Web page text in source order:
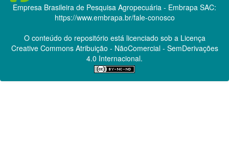
Empresa Brasileira de Pesquisa Agropecuária - Embrapa SAC:
https://www.embrapa.br/fale-conosco
O conteúdo do repositório está licenciado sob a Licença
Creative CommonsAtribuição - NãoComercial - SemDerivações
4.0 Internacional.